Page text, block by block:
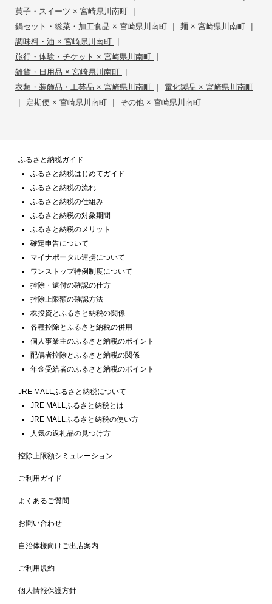
菓子・スイーツ × 宮崎県川南町 |
鍋セット・総菜・加工食品 × 宮崎県川南町 | 麺 × 宮崎県川南町 |
調味料・油 × 宮崎県川南町 |
旅行・体験・チケット × 宮崎県川南町 |
雑貨・日用品 × 宮崎県川南町 |
衣類・装飾品・工芸品 × 宮崎県川南町 | 電化製品 × 宮崎県川南町
| 定期便 × 宮崎県川南町 | その他 × 宮崎県川南町
ふるさと納税ガイド
ふるさと納税はじめてガイド
ふるさと納税の流れ
ふるさと納税の仕組み
ふるさと納税の対象期間
ふるさと納税のメリット
確定申告について
マイナポータル連携について
ワンストップ特例制度について
控除・還付の確認の仕方
控除上限額の確認方法
株投資とふるさと納税の関係
各種控除とふるさと納税の併用
個人事業主のふるさと納税のポイント
配偶者控除とふるさと納税の関係
年金受給者のふるさと納税のポイント
JRE MALLふるさと納税について
JRE MALLふるさと納税とは
JRE MALLふるさと納税の使い方
人気の返礼品の見つけ方
控除上限額シミュレーション
ご利用ガイド
よくあるご質問
お問い合わせ
自治体様向けご出店案内
ご利用規約
個人情報保護方針